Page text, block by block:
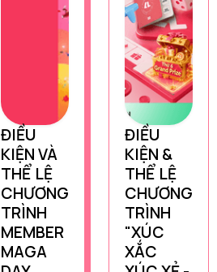
ĐIỀU
KIỆN VÀ
THỂ LỆ
CHƯƠNG
TRÌNH
MEMBER
MAGA
ĐIỀU
KIỆN &
THỂ LỆ
CHƯƠNG
TRÌNH
"XÚC
XẮC